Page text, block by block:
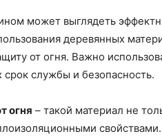
может выглядеть
деревянных
от огня. Важно
срок службы и безопасность.
огня – такой материал не